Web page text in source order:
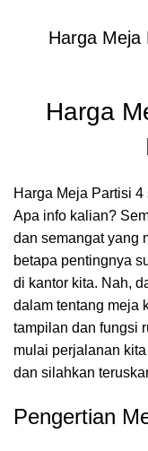
Harga Meja
Harga
Harga Meja Partisi
Apa info kalian?
dan semangat yang
betapa pentingnya
di kantor kita. Nah,
dalam tentang meja
tampilan dan fungsi
mulai perjalanan
dan silahkan
Pengertian